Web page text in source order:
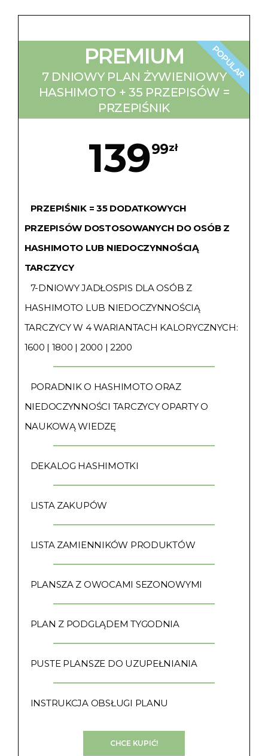
PREMIUM
7 DNIOWY PLAN ŻYWIENIOWY
HASHIMOTO + 35 PRZEPISÓW =
PRZEPIŚNIK
13999zł
PRZEPIŚNIK = 35 DODATKOWYCH
PRZEPISÓW DOSTOSOWANYCH DO OSÓB Z
HASHIMOTO LUB NIEDOCZYNNOŚCIĄ
TARCZYCY
7-DNIOWY JADŁOSPIS DLA OSÓB Z
HASHIMOTO LUB NIEDOCZYNNOŚCIĄ
TARCZYCY W 4 WARIANTACH KALORYCZNYCH:
1600 | 1800 | 2000 | 2200
PORADNIK O HASHIMOTO ORAZ
NIEDOCZYNNOŚCI TARCZYCY OPARTY O
NAUKOWĄ WIEDZĘ
DEKALOG HASHIMOTKI
LISTA ZAKUPÓW
LISTA ZAMIENNIKÓW PRODUKTÓW
PLANSZA Z OWOCAMI SEZONOWYMI
PLAN Z PODGLĄDEM TYGODNIA
PUSTE PLANSZE DO UZUPEŁNIANIA
INSTRUKCJA OBSŁUGI PLANU
CHCE KUPIĆ!
POPULAR